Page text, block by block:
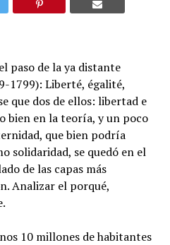
paso de la ya distante
1799): Liberté, égalité,
que dos de ellos: libertad e
bien en la teoría, y un poco
que bien podría
solidaridad, se quedó en el
de las capas más
Analizar el porqué,
10 millones de habitantes